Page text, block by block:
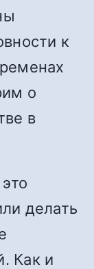
к
о
в
делать
Как и